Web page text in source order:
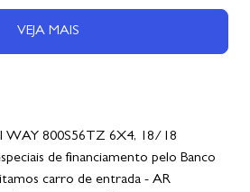
VEJA MAIS
WAY 800S56TZ 6X4, 18/18
de financiamento pelo Banco
carro de entrada - AR